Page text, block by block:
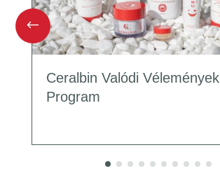
Ceralbin Valódi Vélemények
Program